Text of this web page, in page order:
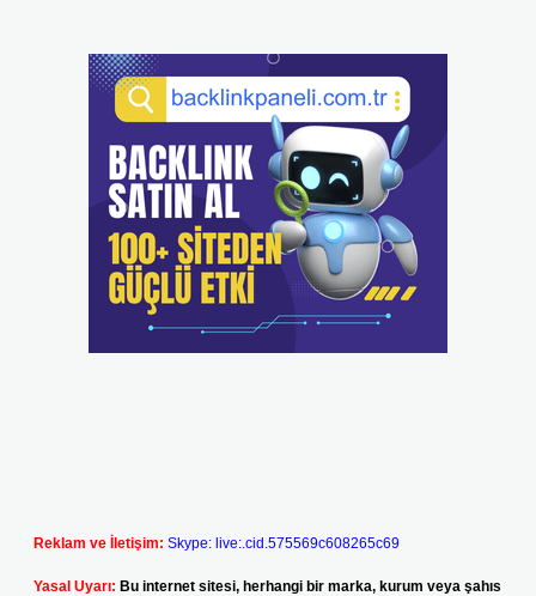
Reklam ve İletişim: Skype: live:.cid.575569c608265c69
Yasal Uyarı: Bu internet sitesi, herhangi bir marka, kurum veya şahıs